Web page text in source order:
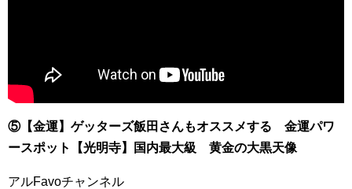
⑤【金運】ゲッターズ飯田さんもオススメする 金運パワ
ースポット【光明寺】国内最大級 黄金の大黒天像
アルFavoチャンネル